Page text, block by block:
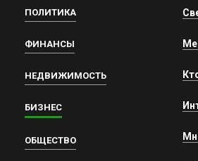
ПОЛИТИКА
ФИНАНСЫ
НЕДВИЖИМОСТЬ
БИЗНЕС
ОБЩЕСТВО